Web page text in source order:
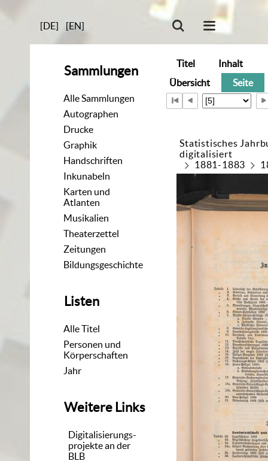
[DE] [EN]
Sammlungen
Alle Sammlungen
Autographen
Drucke
Graphik
Handschriften
Inkunabeln
Karten und
Atlanten
Musikalien
Theaterzettel
Zeitungen
Bildungsgeschichte
Listen
Alle Titel
Personen und
Körperschaften
Jahr
Weitere Links
Digitalisierungs-
projekte an der
BLB
Titel
Inhalt
Übersicht
Seite
Statistisches
digitalisiert
1881-1883